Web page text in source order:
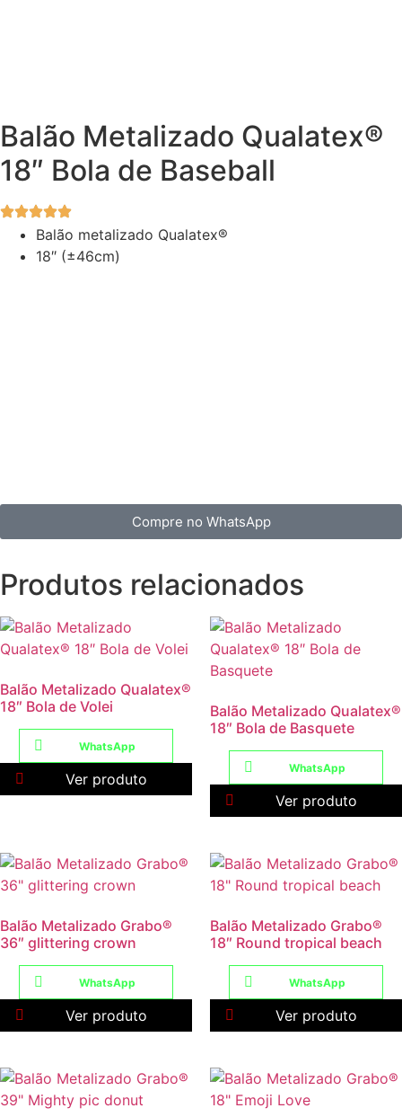
Balão Metalizado Qualatex®
18″ Bola de Baseball
Balão metalizado Qualatex®
18″ (±46cm)
Compre no WhatsApp
Produtos relacionados
Balão Metalizado Qualatex®
18″ Bola de Volei
WhatsApp
Ver produto
Balão Metalizado Qualatex®
18″ Bola de Basquete
WhatsApp
Ver produto
Balão Metalizado Grabo®
36″ glittering crown
WhatsApp
Ver produto
Balão Metalizado Grabo®
18″ Round tropical beach
WhatsApp
Ver produto